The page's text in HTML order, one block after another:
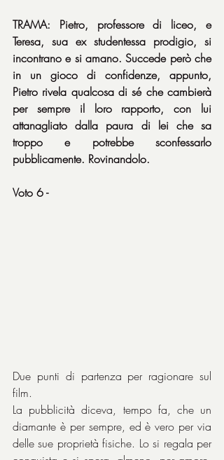
TRAMA: Pietro, professore di liceo, e
Teresa, sua ex studentessa prodigio, si
incontrano e si amano. Succede però che
in un gioco di confidenze, appunto,
Pietro rivela qualcosa di sé che cambierà
per sempre il loro rapporto, con lui
attanagliato dalla paura di lei che sa
troppo e potrebbe sconfessarlo
pubblicamente. Rovinandolo.
Voto 6 -
Due punti di partenza per ragionare sul
film.
La pubblicità diceva, tempo fa, che un
diamante è per sempre, ed è vero per via
delle sue proprietà fisiche. Lo si regala per